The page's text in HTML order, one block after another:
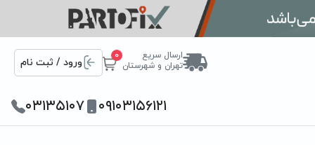
ارسال سریع
تهران و شهرستان
0
ورود / ثبت نام
۰۹۱۰۳۱۵۶۱۲۱ ۰۳۱۳۵۱۰۷